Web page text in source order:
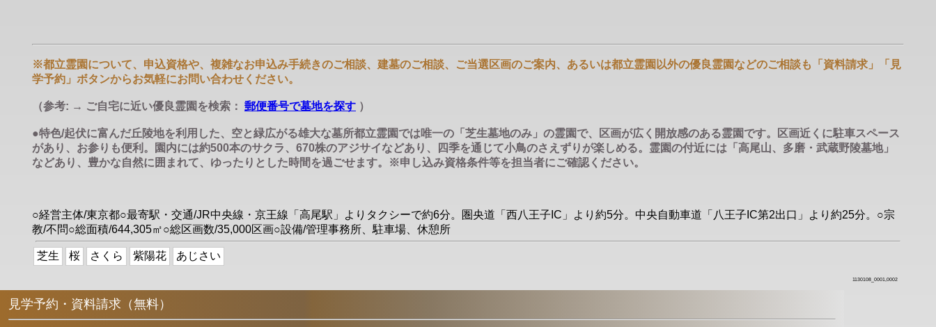
※都立霊園について、申込資格や、複雑なお申込み手続きのご相談、建墓のご相談、ご当選区画のご案内、あるいは都立霊園以外の優良霊園などのご相談も「資料請求」「見
学予約」ボタンからお気軽にお問い合わせください。
（参考: → ご自宅に近い優良霊園を検索： 郵便番号で墓地を探す ）
●特色/起伏に富んだ丘陵地を利用した、空と緑広がる雄大な墓所都立霊園では唯一の「芝生墓地のみ」の霊園で、区画が広く開放感のある霊園です。区画近くに駐車スペース
があり、お参りも便利。園内には約500本のサクラ、670株のアジサイなどあり、四季を通じて小鳥のさえずりが楽しめる。霊園の付近には「高尾山、多磨・武蔵野陵墓地」
などあり、豊かな自然に囲まれて、ゆったりとした時間を過ごせます。※申し込み資格条件等を担当者にご確認ください。
○経営主体/東京都○最寄駅・交通/JR中央線・京王線「高尾駅」よりタクシーで約6分。圏央道「西八王子IC」より約5分。中央自動車道「八王子IC第2出口」より約25分。○宗
教/不問○総面積/644,305㎡○総区画数/35,000区画○設備/管理事務所、駐車場、休憩所
芝生 桜 さくら 紫陽花 あじさい
1130108_0001,0002
見学予約・資料請求（無料）